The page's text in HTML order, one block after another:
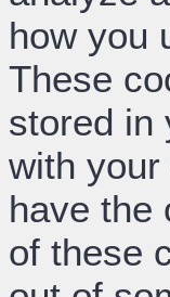
how you
These
stored in
with your
have the
of these